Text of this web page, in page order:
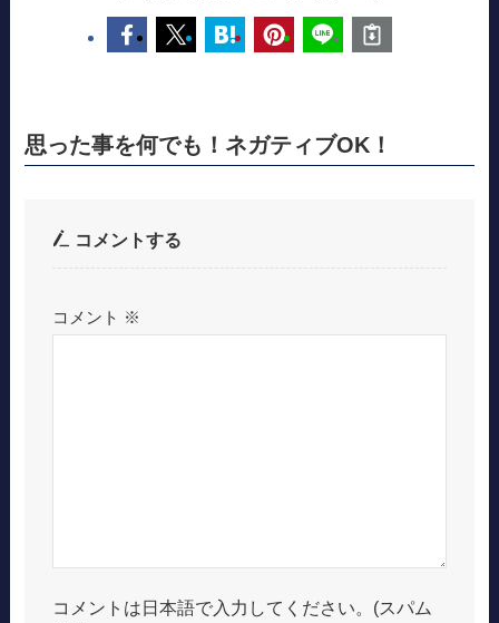
思った事を何でも！ネガティブOK！
コメントする
コメント ※
コメントは日本語で入力してください。(スパム